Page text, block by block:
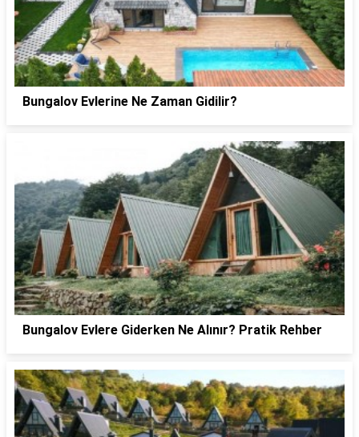
Bungalov Evlerine Ne Zaman Gidilir?
Bungalov Evlere Giderken Ne Alınır? Pratik Rehber